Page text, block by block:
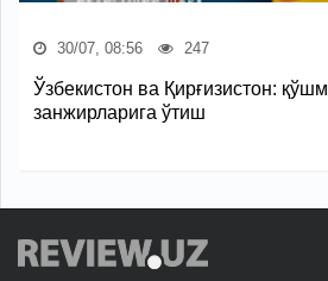
30/07, 08:56 247
Ўзбекистон ва Қирғизистон:
занжирларига ўтиш